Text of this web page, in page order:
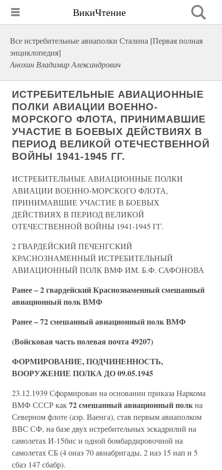
ВикиЧтение
Все истребительные авиаполки Сталина [Первая полная
энциклопедия]
Анохин Владимир Александрович
ИСТРЕБИТЕЛЬНЫЕ АВИАЦИОННЫЕ
ПОЛКИ АВИАЦИИ ВОЕННО-
МОРСКОГО ФЛОТА, ПРИНИМАВШИЕ
УЧАСТИЕ В БОЕВЫХ ДЕЙСТВИЯХ В
ПЕРИОД ВЕЛИКОЙ ОТЕЧЕСТВЕННОЙ
ВОЙНЫ 1941-1945 ГГ.
ИСТРЕБИТЕЛЬНЫЕ АВИАЦИОННЫЕ ПОЛКИ
АВИАЦИИ ВОЕННО-МОРСКОГО ФЛОТА,
ПРИНИМАВШИЕ УЧАСТИЕ В БОЕВЫХ
ДЕЙСТВИЯХ В ПЕРИОД ВЕЛИКОЙ
ОТЕЧЕСТВЕННОЙ ВОЙНЫ 1941-1945 ГГ.
2 ГВАРДЕЙСКИЙ ПЕЧЕНГСКИЙ
КРАСНОЗНАМЕННЫЙ ИСТРЕБИТЕЛЬНЫЙ
АВИАЦИОННЫЙ ПОЛК ВМФ ИМ. Б.Ф. САФОНОВА
Ранее – 2 гвардейский Краснознаменный смешанный
авиационный полк ВМФ
Ранее – 72 смешанный авиационный полк ВМФ
(Войсковая часть полевая почта 49207)
ФОРМИРОВАНИЕ, ПОДЧИНЕННОСТЬ,
ВООРУЖЕНИЕ ПОЛКА ДО 09.05.1945
23.12.1939 Сформирован на основании приказа Наркома
ВМФ СССР как72 смешанный авиационный полкна
Северном флоте (аэр. Ваенга), став первым авиаполком
ВВС СФ, на базе двух истребительных эскадрилий на
самолетах И-15бис и одной бомбардировочной на
самолетах СБ (4 оиаэ 70 авиабригады, 2 иаэ 15 иап и 5
сбаэ 147 сбабр).